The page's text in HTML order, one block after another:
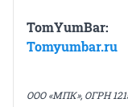
TomYumBar:
Tomyumbar.ru
ООО «МПК», ОГРН